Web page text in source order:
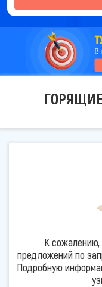
К сожалению,
предложений по
Подробную